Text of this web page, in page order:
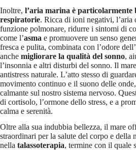
Inoltre, l’aria marina è particolarmente
respiratorie. Ricca di ioni negativi, l’aria
funzione polmonare, ridurre i sintomi di
come l’asma e promuovere un senso
fresca e pulita, combinata con l’odore
anche migliorare la qualità del sonno,
l’insonnia e altri disturbi del sonno. Il
antistress naturale. L’atto stesso di
movimento continuo e il suono delle
calmante sul nostro sistema nervoso.
di cortisolo, l’ormone dello stress, e a
calma e serenità.
Oltre alla sua indubbia bellezza, il mare
straordinari per la salute del corpo e della
nella talassoterapia, termine con il quale